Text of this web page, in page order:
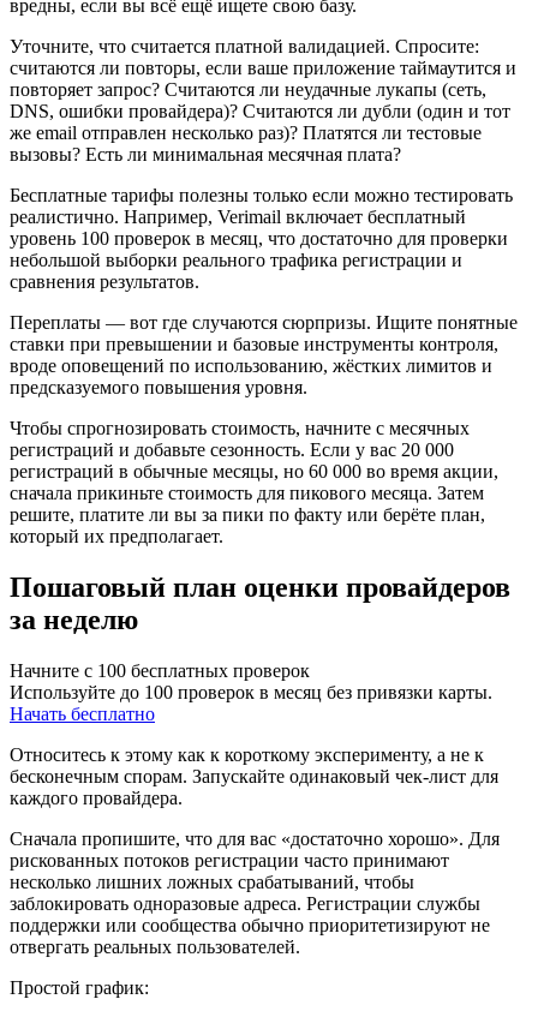
вредны, если вы всё ещё ищете свою базу.
Уточните, что считается платной валидацией. Спросите:
считаются ли повторы, если ваше приложение таймаутится и
повторяет запрос? Считаются ли неудачные лукапы (сеть,
DNS, ошибки провайдера)? Считаются ли дубли (один и тот
же email отправлен несколько раз)? Платятся ли тестовые
вызовы? Есть ли минимальная месячная плата?
Бесплатные тарифы полезны только если можно тестировать
реалистично. Например, Verimail включает бесплатный
уровень 100 проверок в месяц, что достаточно для проверки
небольшой выборки реального трафика регистрации и
сравнения результатов.
Переплаты — вот где случаются сюрпризы. Ищите понятные
ставки при превышении и базовые инструменты контроля,
вроде оповещений по использованию, жёстких лимитов и
предсказуемого повышения уровня.
Чтобы спрогнозировать стоимость, начните с месячных
регистраций и добавьте сезонность. Если у вас 20 000
регистраций в обычные месяцы, но 60 000 во время акции,
сначала прикиньте стоимость для пикового месяца. Затем
решите, платите ли вы за пики по факту или берёте план,
который их предполагает.
Пошаговый план оценки провайдеров
за неделю
Начните с 100 бесплатных проверок
Используйте до 100 проверок в месяц без привязки карты.
Начать бесплатно
Относитесь к этому как к короткому эксперименту, а не к
бесконечным спорам. Запускайте одинаковый чек‑лист для
каждого провайдера.
Сначала пропишите, что для вас «достаточно хорошо». Для
рискованных потоков регистрации часто принимают
несколько лишних ложных срабатываний, чтобы
заблокировать одноразовые адреса. Регистрации службы
поддержки или сообщества обычно приоритетизируют не
отвергать реальных пользователей.
Простой график: